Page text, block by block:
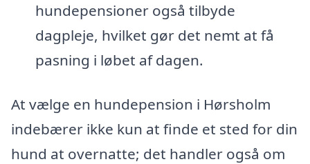
hundepensioner også tilbyde
dagpleje, hvilket gør det nemt at få
pasning i løbet af dagen.
At vælge en hundepension i Hørsholm
indebærer ikke kun at finde et sted for din
hund at overnatte; det handler også om